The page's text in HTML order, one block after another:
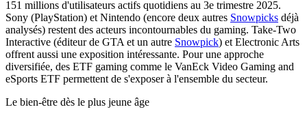
151 millions d'utilisateurs actifs quotidiens au 3e trimestre 2025.
Sony (PlayStation) et Nintendo (encore deux autres Snowpicks déjà
analysés) restent des acteurs incontournables du gaming. Take-Two
Interactive (éditeur de GTA et un autre Snowpick) et Electronic Arts
offrent aussi une exposition intéressante. Pour une approche
diversifiée, des ETF gaming comme le VanEck Video Gaming and
eSports ETF permettent de s'exposer à l'ensemble du secteur.
Le bien-être dès le plus jeune âge